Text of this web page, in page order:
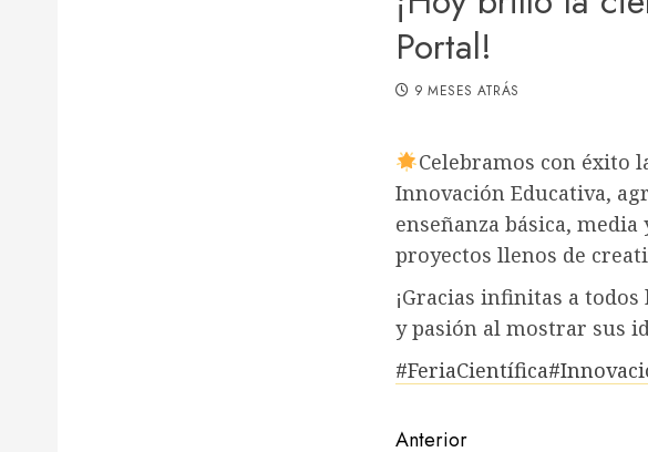
Portal!
9 MESES ATRÁS
Celebramos con éxito
Innovación Educativa,
enseñanza básica,
proyectos llenos de
¡Gracias infinitas a
y pasión al mostrar sus
#FeriaCientífica
Anterior